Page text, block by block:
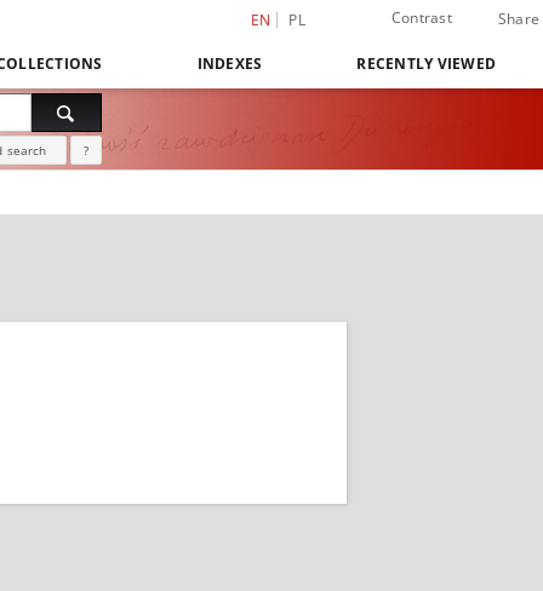
EN PL Contrast Share
INDEXES RECENTLY VIEWED
search ?